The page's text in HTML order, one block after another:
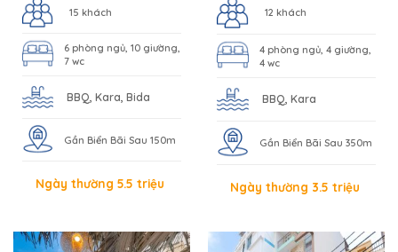
15 khách
6 phòng ngủ, 10 giường,
7 wc
BBQ, Kara, Bida
Gần Biển Bãi Sau 150m
Ngày thường 5.5 triệu
12 khách
4 phòng ngủ, 4 giường,
4 wc
BBQ, Kara
Gần Biển Bãi Sau 350m
Ngày thường 3.5 triệu